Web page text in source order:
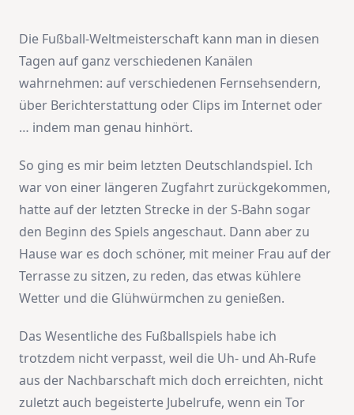
Die Fußball-Weltmeisterschaft kann man in diesen
Tagen auf ganz verschiedenen Kanälen
wahrnehmen: auf verschiedenen Fernsehsendern,
über Berichterstattung oder Clips im Internet oder
… indem man genau hinhört.
So ging es mir beim letzten Deutschlandspiel. Ich
war von einer längeren Zugfahrt zurückgekommen,
hatte auf der letzten Strecke in der S-Bahn sogar
den Beginn des Spiels angeschaut. Dann aber zu
Hause war es doch schöner, mit meiner Frau auf der
Terrasse zu sitzen, zu reden, das etwas kühlere
Wetter und die Glühwürmchen zu genießen.
Das Wesentliche des Fußballspiels habe ich
trotzdem nicht verpasst, weil die Uh- und Ah-Rufe
aus der Nachbarschaft mich doch erreichten, nicht
zuletzt auch begeisterte Jubelrufe, wenn ein Tor